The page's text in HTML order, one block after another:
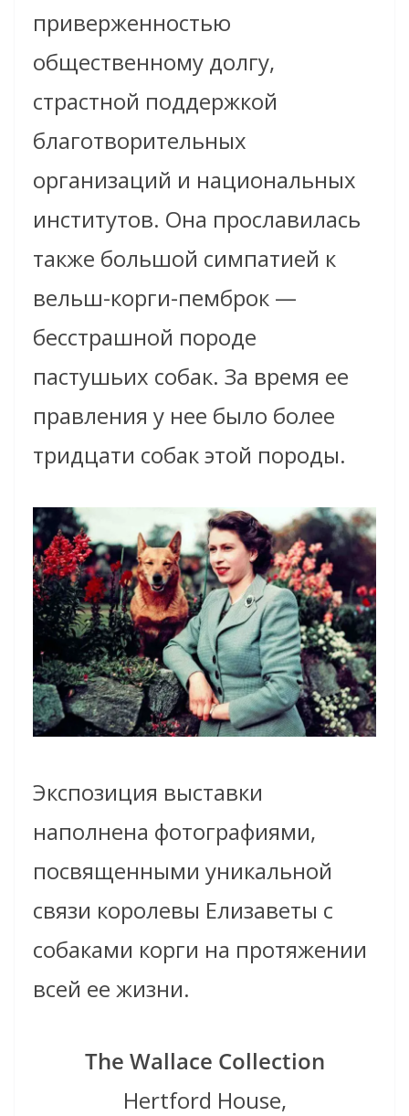
приверженностью
общественному долгу,
страстной поддержкой
благотворительных
организаций и национальных
институтов. Она прославилась
также большой симпатией к
вельш-корги-пемброк —
бесстрашной породе
пастушьих собак. За время ее
правления у нее было более
тридцати собак этой породы.
Экспозиция выставки
наполнена фотографиями,
посвященными уникальной
связи королевы Елизаветы с
собаками корги на протяжении
всей ее жизни.
The Wallace Collection
Hertford House,